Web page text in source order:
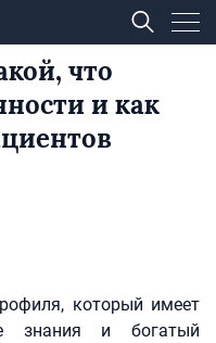
что
и как
который имеет
знания и богатый